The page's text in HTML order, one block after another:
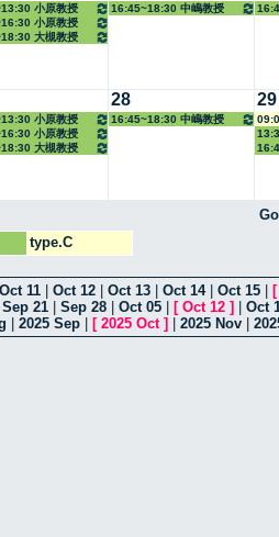
小原教授
小原教授
大槻教授
16:45~18:30 中嶋教授
小原教授
小原教授
大槻教授
28
16:45~18:30 中嶋教授
29
type.C
Oct 11 Oct 12 Oct 13 Oct 14| Oct 15
Sep 21 Sep 28 Oct 05 [ Oct 12 ]
Oct
2025 Sep [ 2025 Oct ] 2025 Nov